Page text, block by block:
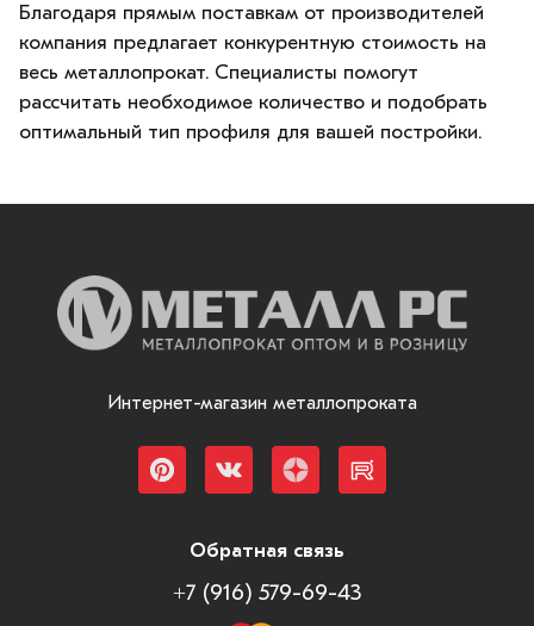
Благодаря прямым поставкам от производителей
компания предлагает конкурентную стоимость на
весь металлопрокат. Специалисты помогут
рассчитать необходимое количество и подобрать
оптимальный тип профиля для вашей постройки.
Интернет-магазин металлопроката
Обратная связь
+7 (916) 579-69-43